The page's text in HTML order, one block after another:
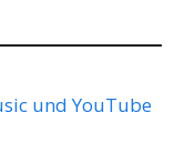
und YouTube